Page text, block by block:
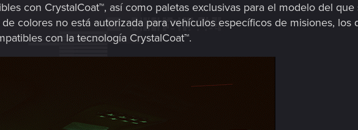
con CrystalCoat™, así como paletas exclusivas para el modelo del que
colores no está autorizada para vehículos específicos de misiones, los
con la tecnología CrystalCoat™.